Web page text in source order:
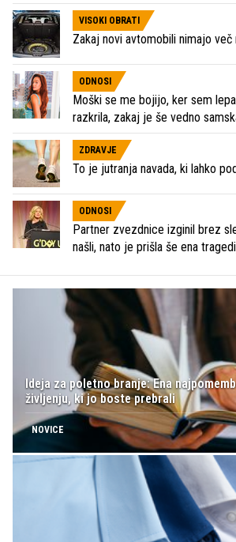
VISOKI OBRATI
Zakaj novi avtomobili nimajo
ODNOSI
Moški se me bojijo, ker sem
razkrila, zakaj je še vedno
ZDRAVJE
To je jutranja navada, ki lahko
ODNOSI
Partner zvezdnice izginil brez
našli, nato je prišla še ena
Ideja za poletno branje: Ena
življenju, ki jo boste prebrali
NOVICE